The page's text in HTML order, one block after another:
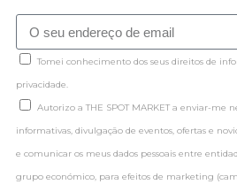
Tomei conhecimento dos seus direitos de
privacidade.
Autorizo a THE SPOT MARKET a enviar-me
informativas, divulgação de eventos, ofertas e
e comunicar os meus dados pessoais entre
grupo económico, para efeitos de marketing